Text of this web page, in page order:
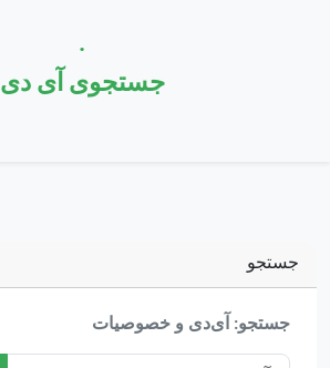
.
جستجوی آی دی
جستجو
جستجو: آی‌دی و خصوصیات